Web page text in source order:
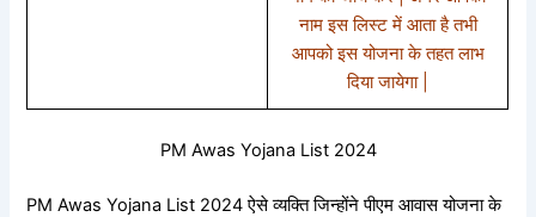
नाम इस लिस्ट में आता है तभी
आपको इस योजना के तहत लाभ
दिया जायेगा |
PM Awas Yojana List 2024
PM Awas Yojana List 2024 ऐसे व्यक्ति जिन्होंने पीएम आवास योजना के